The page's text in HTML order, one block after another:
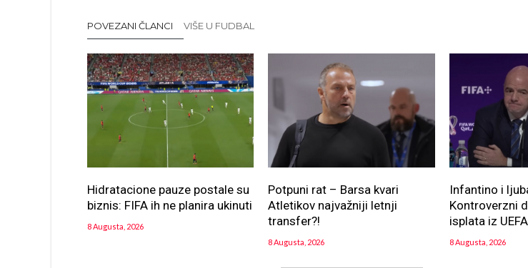
POVEZANI ČLANCI VIŠE U FUDBAL
Hidratacione pauze postale su
biznis: FIFA ih ne planira ukinuti
8 Augusta, 2026
Potpuni rat – Barsa kvari
Atletikov najvažniji letnji
transfer?!
8 Augusta, 2026
Infantino i
Kontroverzni
isplata iz UEFA
8 Augusta, 2026